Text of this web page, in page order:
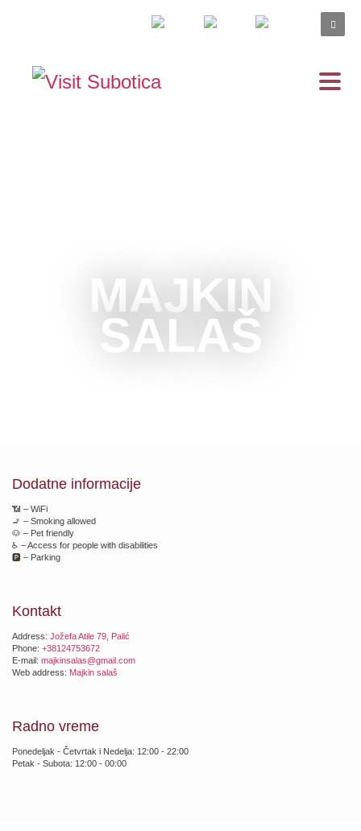
MAJKIN
SALAŠ
Dodatne informacije
📶 – WiFi
🚬 – Smoking allowed
🐶 – Pet friendly
♿ – Access for people with disabilities
🅿️ – Parking
Kontakt
Address: Jožefa Atile 79, Palić
Phone: +38124753672
E-mail: majkinsalas@gmail.com
Web address: Majkin salaš
Radno vreme
Ponedeljak - Četvrtak i Nedelja: 12:00 - 22:00
Petak - Subota: 12:00 - 00:00